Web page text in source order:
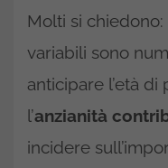
Molti si
variabili sono
anticipare l’età
l’anzianità
incidere